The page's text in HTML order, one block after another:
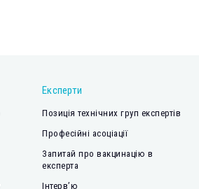
Експерти
Позиція технічних груп експертів
Професійні асоціації
Запитай про вакцинацію в
експерта
Інтерв’ю